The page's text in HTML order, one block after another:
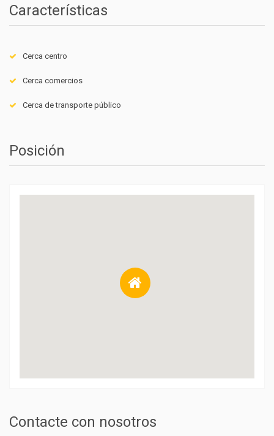
Características
Cerca centro
Cerca comercios
Cerca de transporte público
Posición
Contacte con nosotros